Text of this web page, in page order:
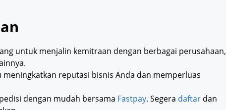
untuk menjalin kemitraan dengan berbagai perusahaan,
reputasi bisnis Anda dan memperluas
dengan mudah bersama Fastpay. Segera daftar dan